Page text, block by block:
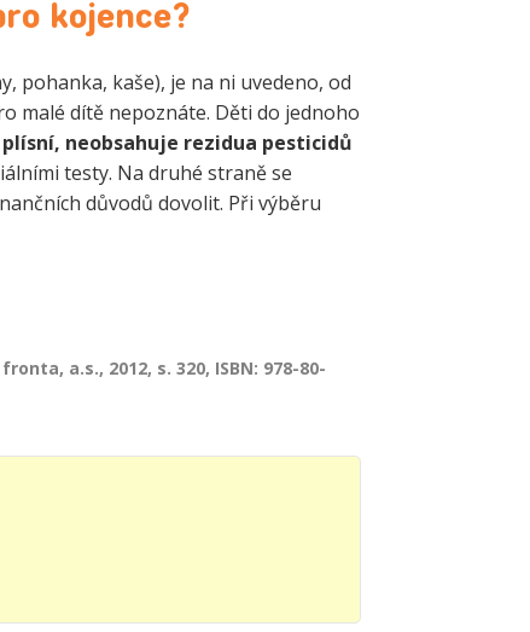
kojence?
pohanka, kaše), je na ni uvedeno, od
malé dítě nepoznáte. Děti do jednoho
neobsahuje rezidua pesticidů
testy. Na druhé straně se
důvodů dovolit. Při výběru
a.s., 2012, s. 320, ISBN: 978-80-